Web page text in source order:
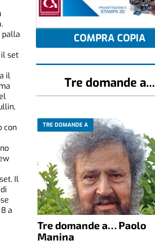
palla
set
il
con
Il
a
COMPRA COPIA
Tre domande a...
TRE DOMANDE A
Tre domande a… Paolo
Manina